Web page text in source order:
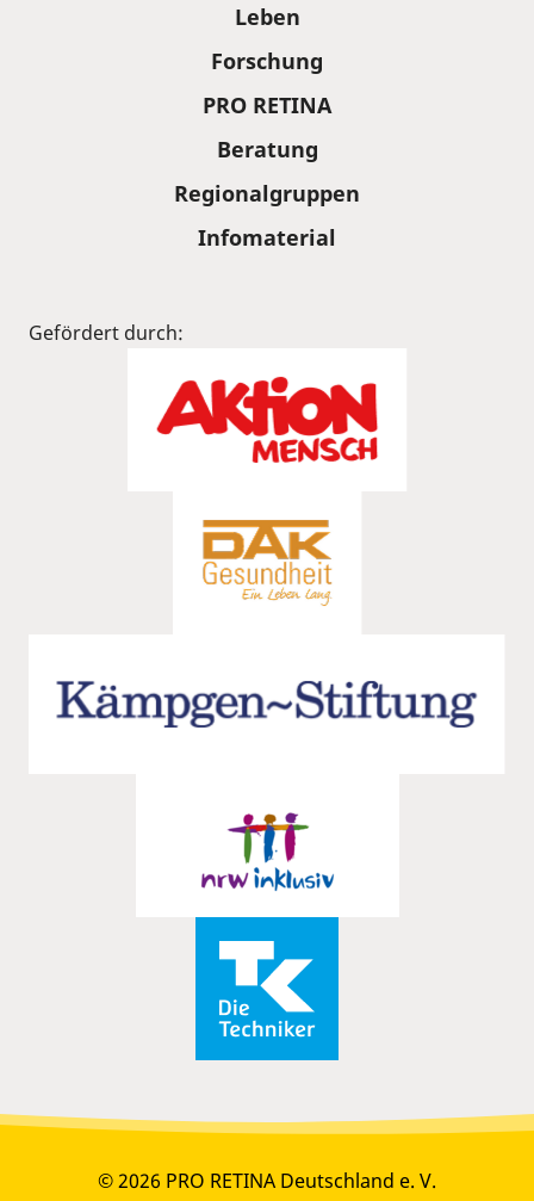
Leben
Forschung
PRO RETINA
Beratung
Regionalgruppen
Infomaterial
Gefördert durch:
© 2026 PRO RETINA Deutschland e. V.